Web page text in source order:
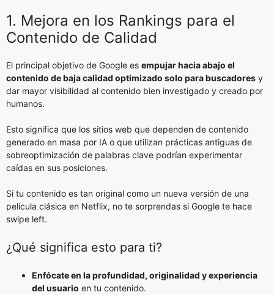
1. Mejora en los Rankings para el
Contenido de Calidad
El principal objetivo de Google es empujar hacia abajo el
contenido de baja calidad optimizado solo para buscadores y
dar mayor visibilidad al contenido bien investigado y creado por
humanos.
Esto significa que los sitios web que dependen de contenido
generado en masa por IA o que utilizan prácticas antiguas de
sobreoptimización de palabras clave podrían experimentar
caídas en sus posiciones.
Si tu contenido es tan original como un nueva versión de una
película clásica en Netflix, no te sorprendas si Google te hace
swipe left.
¿Qué significa esto para ti?
Enfócate en la profundidad, originalidad y experiencia
del usuario en tu contenido.